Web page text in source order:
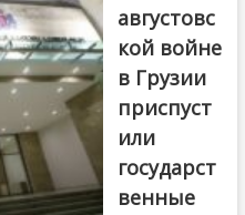
августовс
кой войне
в Грузии
приспуст
или
государст
венные